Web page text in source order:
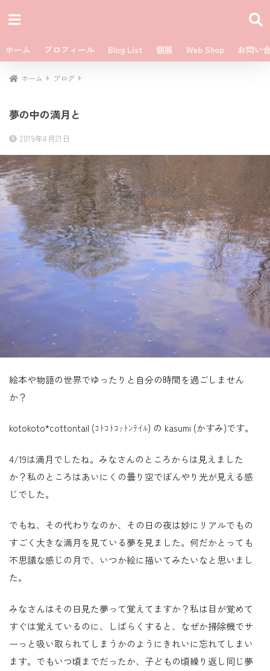
ホーム プロフィール Blog List 個展 Web Shop お問い
ホーム ブログ
夢の中の満月と
2019年4月21日
絵本や物語の世界でゆったりと自分の時間を過ごしません
か？
kotokoto*cottontail (ｺﾄｺﾄｺｯﾄﾝﾃｲﾙ) の kasumi (かすみ)です。
4/19は満月でしたね。みなさんのところからは見えました
か？私のところはあいにくの曇り空でぼんやり光が見える感
じでした。
でもね、その代わりなのか、その日の夜は妙にリアルでもの
すごく大きな満月を見ている夢を見ました。何だかとっても
不思議な感じの月で、いつか絵に描いてみたいなと思いまし
た。
みなさんはその日見た夢って覚えてますか？私は目が覚めて
すぐは覚えているのに、しばらくすると、なぜか掃除機でサ
ーっと吸い取られてしまうかのようにきれいに忘れてしまい
ます。でもいつ頃までだったか、子どもの頃繰り返し同じ夢